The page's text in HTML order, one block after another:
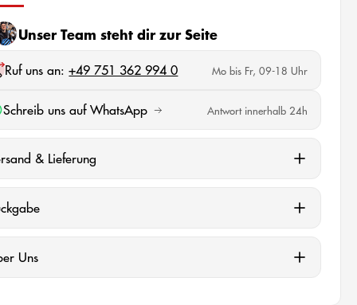
Unser Team steht dir zur Seite
Ruf uns an:+49 751 362 994 0 Mo bis Fr, 09-18 Uhr
Schreib uns auf WhatsApp Antwort innerhalb 24h
& Lieferung
Uns